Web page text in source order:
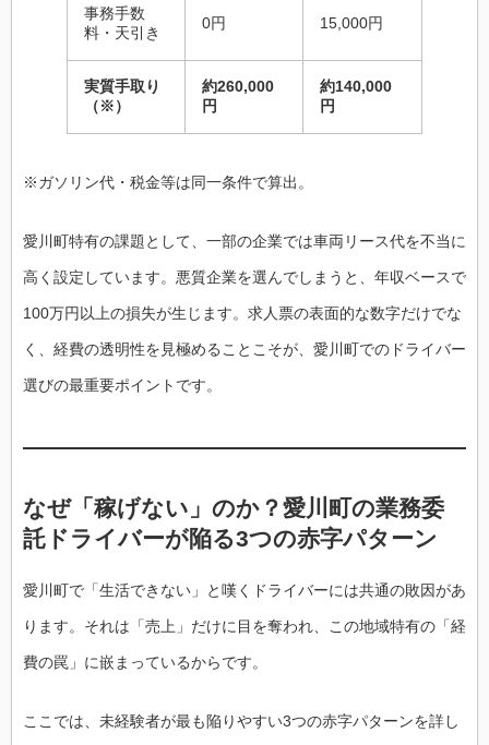
事務手数
料・天引き
0円 15,000円
実質手取り
（※）
約260,000
円
約140,000
円
※ガソリン代・税金等は同一条件で算出。
愛川町特有の課題として、一部の企業では車両リース代を不当に
高く設定しています。悪質企業を選んでしまうと、年収ベースで
100万円以上の損失が生じます。求人票の表面的な数字だけでな
く、経費の透明性を見極めることこそが、愛川町でのドライバー
選びの最重要ポイントです。
なぜ「稼げない」のか？愛川町の業務委
託ドライバーが陥る3つの赤字パターン
愛川町で「生活できない」と嘆くドライバーには共通の敗因があ
ります。それは「売上」だけに目を奪われ、この地域特有の「経
費の罠」に嵌まっているからです。
ここでは、未経験者が最も陥りやすい3つの赤字パターンを詳し